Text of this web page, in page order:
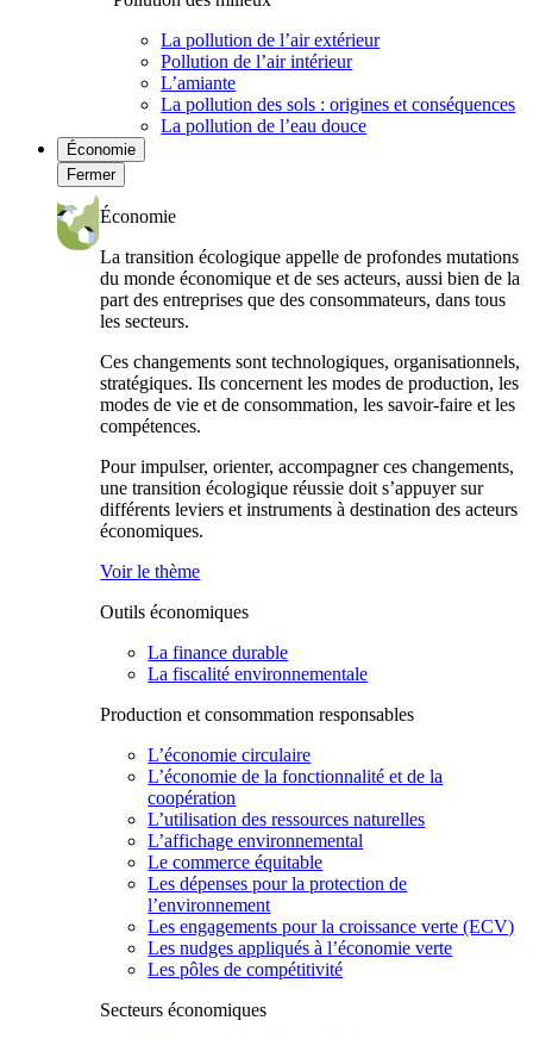
La pollution de l’air extérieur
Pollution de l’air intérieur
L’amiante
La pollution des sols : origines et conséquences
La pollution de l’eau douce
Économie
Fermer
Économie
La transition écologique appelle de profondes mutations
du monde économique et de ses acteurs, aussi bien de la
part des entreprises que des consommateurs, dans tous
les secteurs.
Ces changements sont technologiques, organisationnels,
stratégiques. Ils concernent les modes de production, les
modes de vie et de consommation, les savoir-faire et les
compétences.
Pour impulser, orienter, accompagner ces changements,
une transition écologique réussie doit s’appuyer sur
différents leviers et instruments à destination des acteurs
économiques.
Voir le thème
Outils économiques
La finance durable
La fiscalité environnementale
Production et consommation responsables
L’économie circulaire
L’économie de la fonctionnalité et de la
coopération
L’utilisation des ressources naturelles
L’affichage environnemental
Le commerce équitable
Les dépenses pour la protection de
l’environnement
Les engagements pour la croissance verte (ECV)
Les nudges appliqués à l’économie verte
Les pôles de compétitivité
Secteurs économiques